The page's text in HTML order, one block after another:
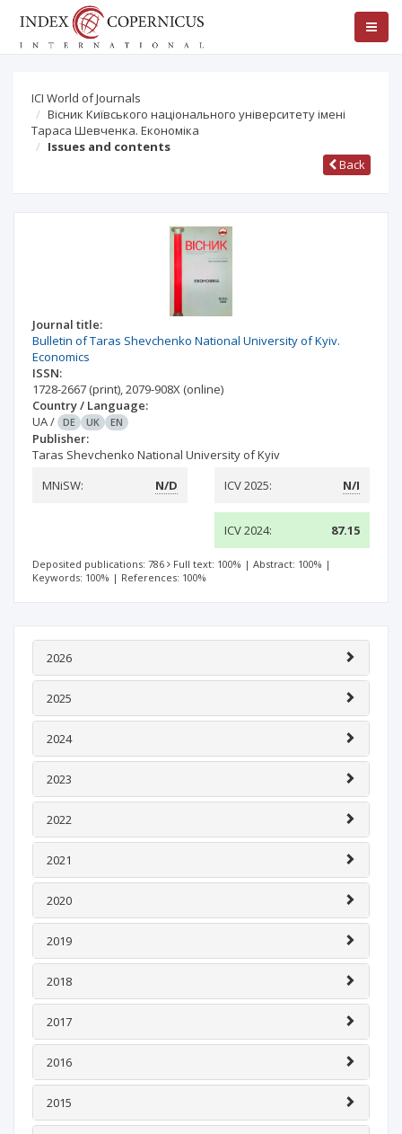
ICI World of Journals
Вісник Київського національного університету імені
Тараса Шевченка. Економіка
Issues and contents
Back
Journal title:
Bulletin of Taras Shevchenko National University of Kyiv.
Economics
ISSN:
1728-2667 (print),2079-908X (online)
Country / Language:
UA/ DE UK EN
Publisher:
Taras Shevchenko National University of Kyiv
MNiSW:
N/D ICV 2025: N/I
ICV 2024: 87.15
Deposited publications: 786 Full text: 100% | Abstract: 100% |
Keywords: 100% | References: 100%
2026
2025
2024
2023
2022
2021
2020
2019
2018
2017
2016
2015